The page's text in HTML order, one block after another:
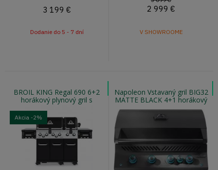
3 199 €
Dodanie do 5 - 7 dní
2 999 €
V SHOWROOME
BROIL KING Regal 690 6+2
horákový plynový gril s
otočným ražňom
Akcia -2%
Napoleon Vstavaný gril BIG32
MATTE BLACK 4+1 horákový
vstavaný gril so zadným
horákom